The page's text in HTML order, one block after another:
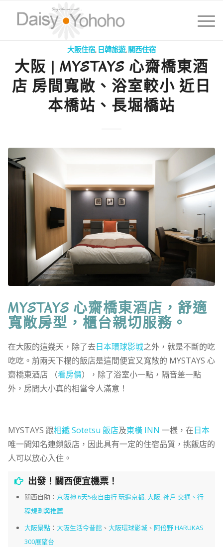
大阪住宿, 日韓旅遊, 關西住宿
大阪 | MYSTAYS 心齋橋東酒
店 房間寬敞、浴室較小 近日
本橋站、長堀橋站
MYSTAYS 心齋橋東酒店，舒適
寬敞房型，櫃台親切服務。
在大阪的這幾天，除了去日本環球影城之外，就是不斷的吃
吃吃。前兩天下榻的飯店是這間便宜又寬敞的 MYSTAYS 心
齋橋東酒店 （看房價），除了浴室小一點，隔音差一點
外，房間大小真的相當令人滿意！
MYSTAYS 跟相鐵 Sotetsu 飯店及東橫 INN 一樣，在日本
唯一間知名連鎖飯店，因此具有一定的住宿品質，挑飯店的
人可以放心入住。
出發！關西便宜機票！
關西自助： 京阪神 6天5夜自由行 玩遍京都, 大阪, 神戶 交通、行
程規劃與推薦
大阪景點： 大阪生活今昔館、 大阪環球影城、 阿倍野 HARUKAS
300展望台